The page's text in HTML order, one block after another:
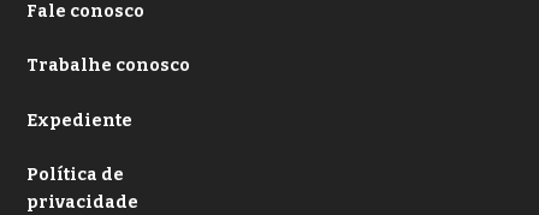
Fale conosco
Trabalhe conosco
Expediente
Política de
privacidade